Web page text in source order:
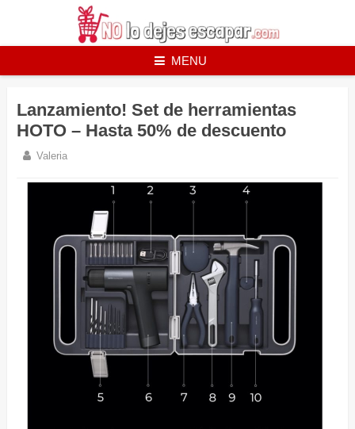
MENU
Lanzamiento! Set de herramientas
HOTO – Hasta 50% de descuento
Valeria